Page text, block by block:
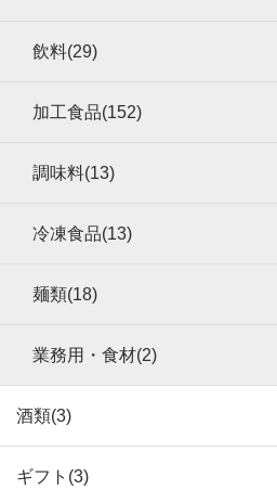
飲料(29)
加工食品(152)
調味料(13)
冷凍食品(13)
麺類(18)
業務用・食材(2)
酒類(3)
ギフト(3)